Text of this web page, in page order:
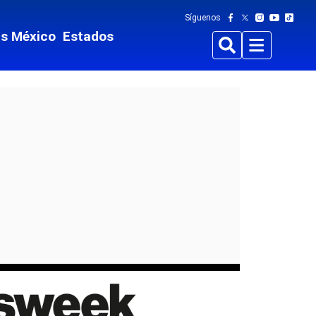
México Estados
Síguenos
BuscarMenu